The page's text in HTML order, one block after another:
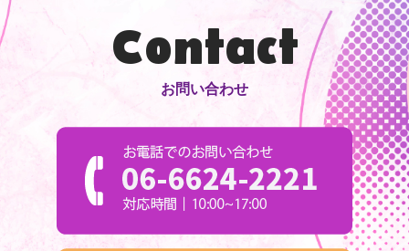
Contact
お問い合わせ